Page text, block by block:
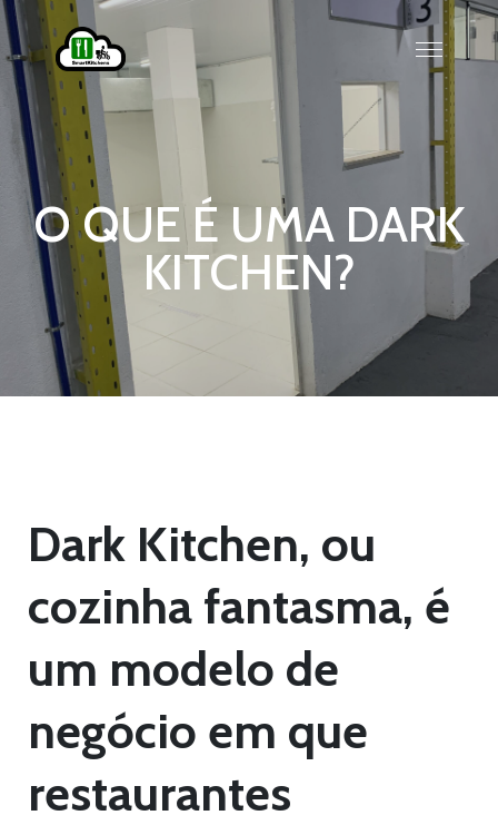
O QUE É UMA DARK
KITCHEN?
Dark Kitchen, ou
cozinha fantasma, é
um modelo de
negócio em que
restaurantes